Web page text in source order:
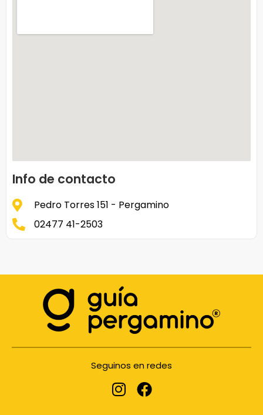
Info de contacto
Pedro Torres 151 - Pergamino
02477 41-2503
Seguinos en redes